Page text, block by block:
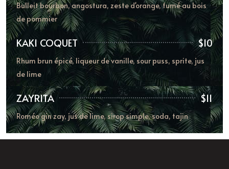
Bulleit bourbon, angostura, zeste d'orange, fumé au bois
de pommier
KAKI COQUET $10
Rhum brun épicé, liqueur de vanille, sour puss, sprite, jus
de lime
ZAYRITA $11
Roméo gin zay, jus de lime, sirop simple, soda, tajin